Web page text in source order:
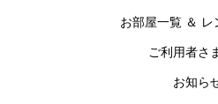
お部屋一覧 ＆ レ
ご利用者さ
お知ら